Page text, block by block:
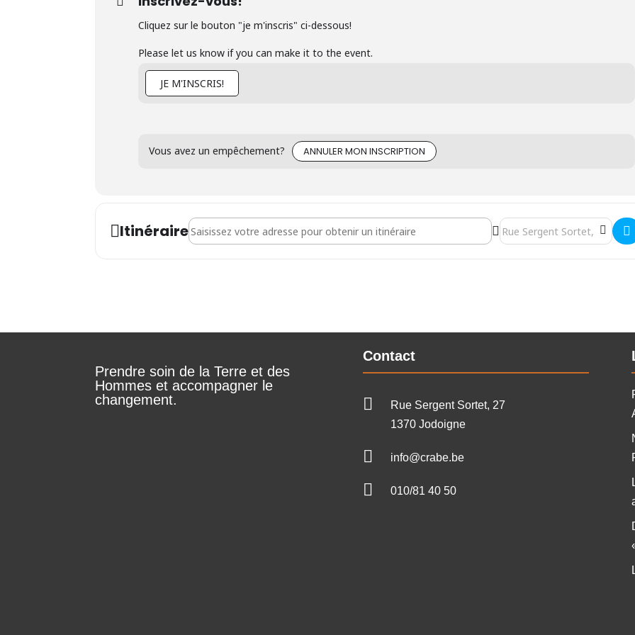
Cliquez sur le bouton "je m'inscris" ci-dessous!
Please let us know if you can make it to the event.
JE M'INSCRIS!
Vous avez un empêchement? ANNULER MON INSCRIPTION
ItinéraireAddress - Séance d'informations - Formation "Cultive ton projet" []Destination Address -
Prendre soin de la Terre et des
Hommes et accompagner le
changement.
Contact

Rue Sergent Sortet, 27
1370 Jodoigne
 info@crabe.be
 010/81 40 50